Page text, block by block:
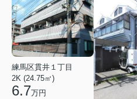
練馬区貫井１丁目
2K (24.75㎡)
6.7万円